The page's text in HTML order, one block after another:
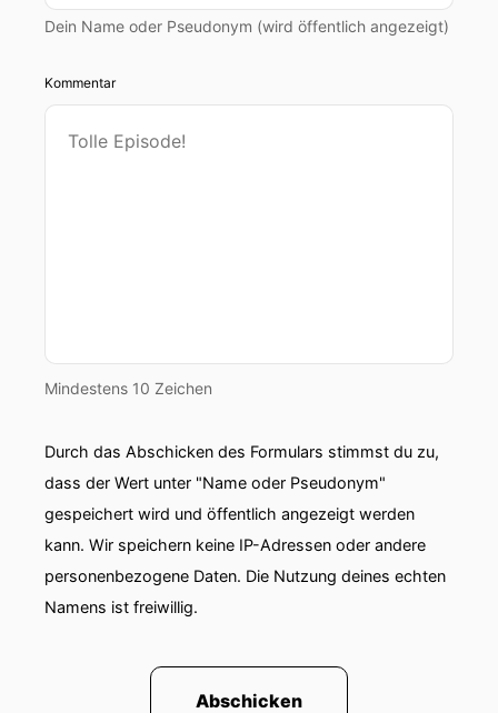
Dein Name oder Pseudonym (wird öffentlich angezeigt)
Kommentar
Mindestens 10 Zeichen
Durch das Abschicken des Formulars stimmst du zu,
dass der Wert unter "Name oder Pseudonym"
gespeichert wird und öffentlich angezeigt werden
kann. Wir speichern keine IP-Adressen oder andere
personenbezogene Daten. Die Nutzung deines echten
Namens ist freiwillig.
Abschicken